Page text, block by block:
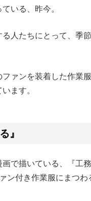
いる、昨今。
人たちにとって、季
ァンを装着した作業
ます。
』
で描いている、『工
ン付き作業服にまつ